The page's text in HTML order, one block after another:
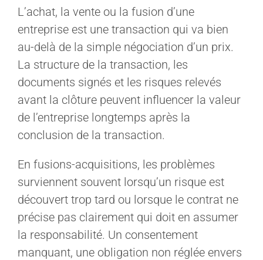
L’achat, la vente ou la fusion d’une
entreprise est une transaction qui va bien
au-delà de la simple négociation d’un prix.
La structure de la transaction, les
documents signés et les risques relevés
avant la clôture peuvent influencer la valeur
de l’entreprise longtemps après la
conclusion de la transaction.
En fusions-acquisitions, les problèmes
surviennent souvent lorsqu’un risque est
découvert trop tard ou lorsque le contrat ne
précise pas clairement qui doit en assumer
la responsabilité. Un consentement
manquant, une obligation non réglée envers